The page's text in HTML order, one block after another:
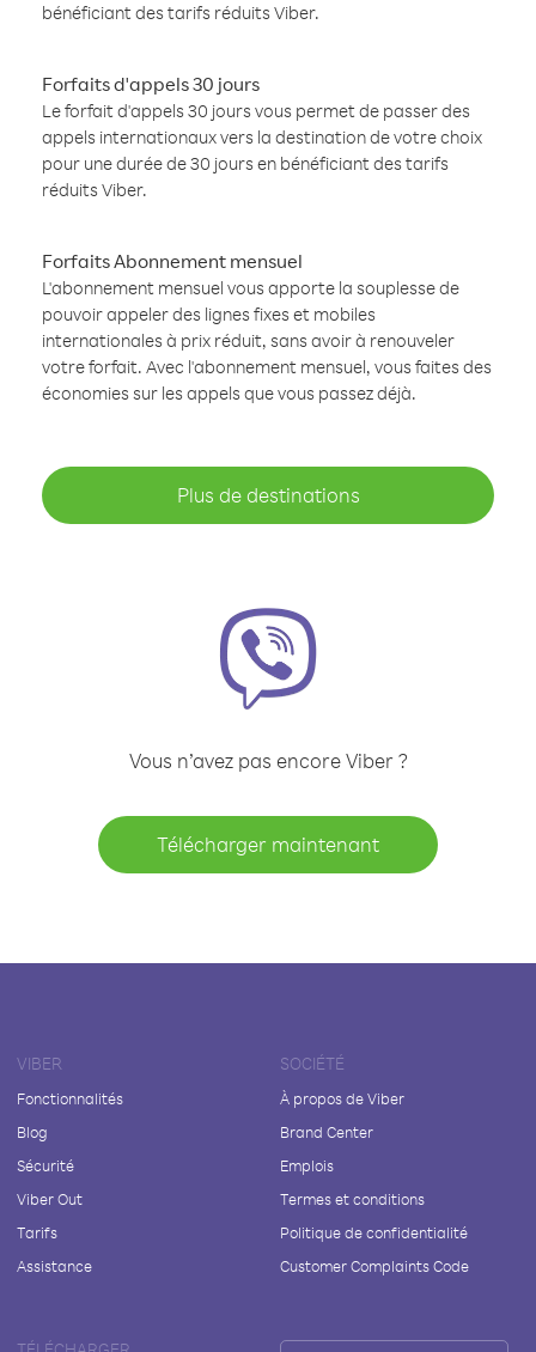
bénéficiant des tarifs réduits Viber.
Forfaits d'appels 30 jours
Le forfait d'appels 30 jours vous permet de passer des
appels internationaux vers la destination de votre choix
pour une durée de 30 jours en bénéficiant des tarifs
réduits Viber.
Forfaits Abonnement mensuel
L'abonnement mensuel vous apporte la souplesse de
pouvoir appeler des lignes fixes et mobiles
internationales à prix réduit, sans avoir à renouveler
votre forfait. Avec l'abonnement mensuel, vous faites des
économies sur les appels que vous passez déjà.
Plus de destinations
Vous n’avez pas encore Viber ?
Télécharger maintenant
VIBER
Fonctionnalités
Blog
Sécurité
Viber Out
Tarifs
Assistance
SOCIÉTÉ
À propos de Viber
Brand Center
Emplois
Termes et conditions
Politique de confidentialité
Customer Complaints Code